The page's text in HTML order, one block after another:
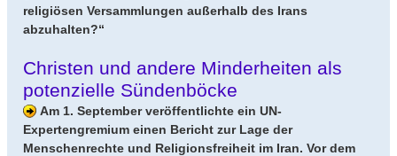
religiösen Versammlungen außerhalb des Irans
abzuhalten?“
Christen und andere Minderheiten als
potenzielle Sündenböcke
Am 1. September veröffentlichte ein UN-
Expertengremium einen Bericht zur Lage der
Menschenrechte und Religionsfreiheit im Iran. Vor dem